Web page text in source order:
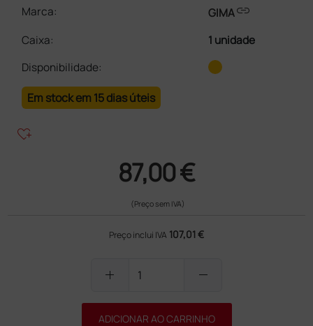
Marca:
GIMAlink
Caixa:
1 unidade
Disponibilidade:
Em stock em 15 dias úteis
heart_plus
87,00 €
(Preço sem IVA)
Preço inclui IVA 107,01 €
add remove
ADICIONAR AO CARRINHO